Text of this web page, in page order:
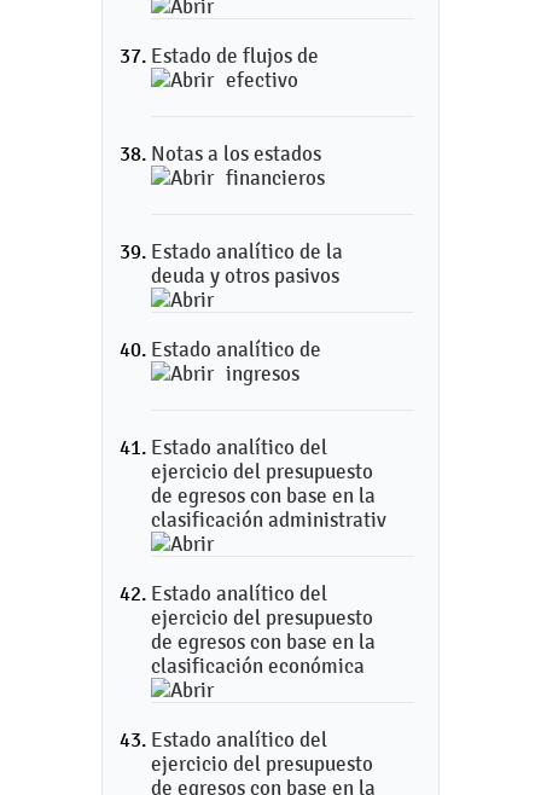
Estado de flujos de
efectivo
Notas a los estados
financieros
Estado analítico de la
deuda y otros pasivos
Estado analítico de
ingresos
Estado analítico del
ejercicio del presupuesto
de egresos con base en la
clasificación administrativ
Estado analítico del
ejercicio del presupuesto
de egresos con base en la
clasificación económica
Estado analítico del
ejercicio del presupuesto
de egresos con base en la